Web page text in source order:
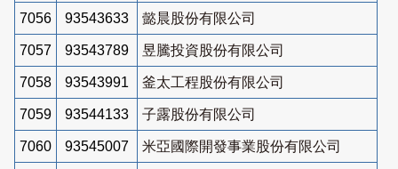
7056 93543633 懿晨股份有限公司
7057 93543789 昱騰投資股份有限公司
7058 93543991 釜太工程股份有限公司
7059 93544133 子露股份有限公司
7060 93545007 米亞國際開發事業股份有限公司